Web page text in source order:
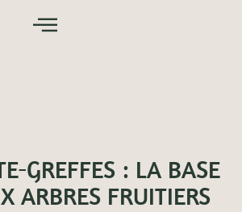
GREFFES : LA BASE
ARBRES FRUITIERS